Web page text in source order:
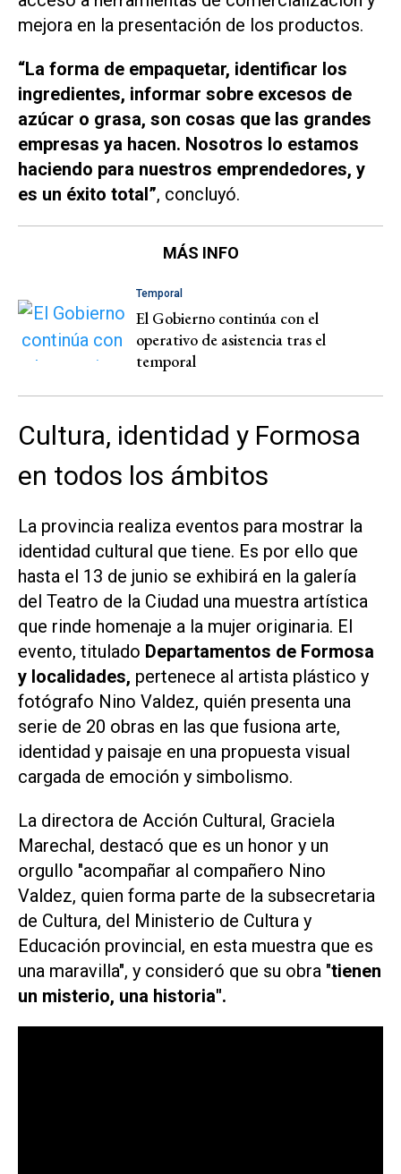
mejora en la presentación de los productos.
“La forma de empaquetar, identificar los
ingredientes, informar sobre excesos de
azúcar o grasa, son cosas que las grandes
empresas ya hacen. Nosotros lo estamos
haciendo para nuestros emprendedores, y
es un éxito total”, concluyó.
MÁS INFO
Temporal
El Gobierno continúa con el
operativo de asistencia tras el
temporal
Cultura, identidad y Formosa
en todos los ámbitos
La provincia realiza eventos para mostrar la
identidad cultural que tiene. Es por ello que
hasta el 13 de junio se exhibirá en la galería
del Teatro de la Ciudad una muestra artística
que rinde homenaje a la mujer originaria. El
evento, titulado Departamentos de Formosa
y localidades, pertenece al artista plástico y
fotógrafo Nino Valdez, quién presenta una
serie de 20 obras en las que fusiona arte,
identidad y paisaje en una propuesta visual
cargada de emoción y simbolismo.
La directora de Acción Cultural, Graciela
Marechal, destacó que es un honor y un
orgullo "acompañar al compañero Nino
Valdez, quien forma parte de la subsecretaria
de Cultura, del Ministerio de Cultura y
Educación provincial, en esta muestra que es
una maravilla", y consideró que su obra "tienen
un misterio, una historia".